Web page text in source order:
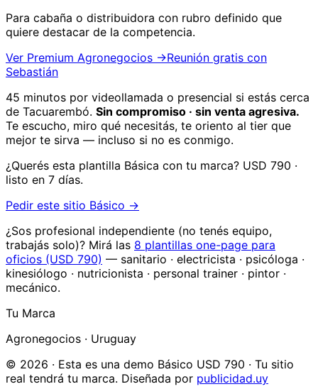
Para cabaña o distribuidora con rubro definido que
quiere destacar de la competencia.
Ver Premium Agronegocios →Reunión gratis con
Sebastián
45 minutos por videollamada o presencial si estás cerca
de Tacuarembó. Sin compromiso · sin venta agresiva.
Te escucho, miro qué necesitás, te oriento al tier que
mejor te sirva — incluso si no es conmigo.
¿Querés esta plantilla Básica con tu marca? USD 790 ·
listo en 7 días.
Pedir este sitio Básico →
¿Sos profesional independiente (no tenés equipo,
trabajás solo)? Mirá las 8 plantillas one-page para
oficios (USD 790) — sanitario · electricista · psicóloga ·
kinesiólogo · nutricionista · personal trainer · pintor ·
mecánico.
Tu Marca
Agronegocios · Uruguay
© 2026 · Esta es una demo Básico USD 790 · Tu sitio
real tendrá tu marca. Diseñada por publicidad.uy